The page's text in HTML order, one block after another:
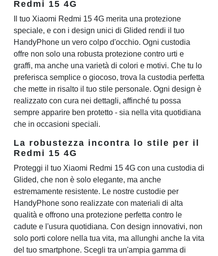
Redmi 15 4G
Il tuo Xiaomi Redmi 15 4G merita una protezione
speciale, e con i design unici di Glided rendi il tuo
HandyPhone un vero colpo d'occhio. Ogni custodia
offre non solo una robusta protezione contro urti e
graffi, ma anche una varietà di colori e motivi. Che tu lo
preferisca semplice o giocoso, trova la custodia perfetta
che mette in risalto il tuo stile personale. Ogni design è
realizzato con cura nei dettagli, affinché tu possa
sempre apparire ben protetto - sia nella vita quotidiana
che in occasioni speciali.
La robustezza incontra lo stile per il
Redmi 15 4G
Proteggi il tuo Xiaomi Redmi 15 4G con una custodia di
Glided, che non è solo elegante, ma anche
estremamente resistente. Le nostre custodie per
HandyPhone sono realizzate con materiali di alta
qualità e offrono una protezione perfetta contro le
cadute e l'usura quotidiana. Con design innovativi, non
solo porti colore nella tua vita, ma allunghi anche la vita
del tuo smartphone. Scegli tra un'ampia gamma di